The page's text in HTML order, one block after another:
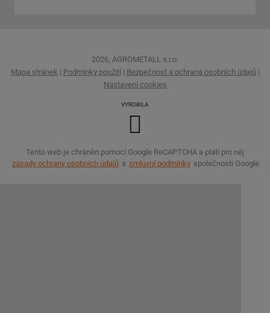
2026, AGROMETALL s.r.o.
Mapa stránek | Podmínky použití | Bezpečnost a ochrana osobních údajů |
Nastavení cookies
VYROBILA
Tento web je chráněn pomocí Google ReCAPTCHA a platí pro něj
zásady ochrany osobních údajů a smluvní podmínky společnosti Google.